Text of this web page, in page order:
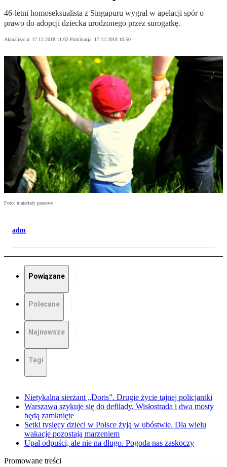
46-letni homoseksualista z Singapuru wygrał w apelacji spór o
prawo do adopcji dziecka urodzonego przez surogatkę.
Aktualizacja: 17.12.2018 11:02 Publikacja: 17.12.2018 10:50
Foto: materiały prasowe
adm
Powiązane
Polecane
Najnowsze
Tagi
Nietykalna sierżant „Doris”. Drugie życie tajnej policjantki
Warszawa szykuje się do defilady. Wisłostrada i dwa mosty
będą zamknięte
Setki tysięcy dzieci w Polsce żyją w ubóstwie. Dla wielu
wakacje pozostają marzeniem
Upał odpuści, ale nie na długo. Pogoda nas zaskoczy
Promowane treści